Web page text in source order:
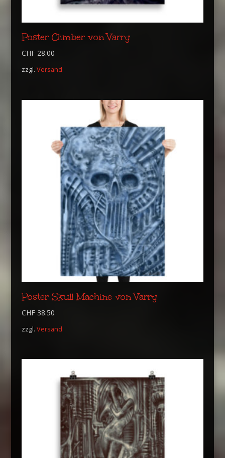
Poster Climber von Varry
CHF28.00
zzgl. Versand
Poster Skull Machine von Varry
CHF38.50
zzgl. Versand